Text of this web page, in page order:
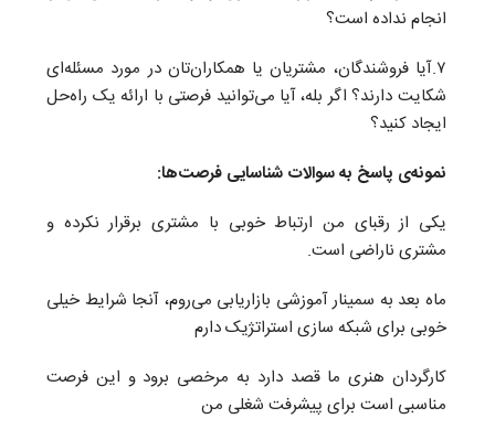
انجام نداده است؟
۷.آیا فروشندگان، مشتریان یا همکاران‌تان در مورد مسئله‌ای
شکایت دارند؟ اگر بله، آیا می‌توانید فرصتی با ارائه یک راه‌حل
ایجاد کنید؟
نمونه‌ی پاسخ به سوالات شناسایی فرصت‌ها:
یکی از رقبای من ارتباط خوبی با مشتری برقرار نکرده و
مشتری ناراضی است.
ماه بعد به سمینار آموزشی بازاریابی می‌روم، آنجا شرایط خیلی
خوبی برای شبکه سازی استراتژیک دارم
کارگردان هنری ما قصد دارد به مرخصی برود و این فرصت
مناسبی است برای پیشرفت شغلی من